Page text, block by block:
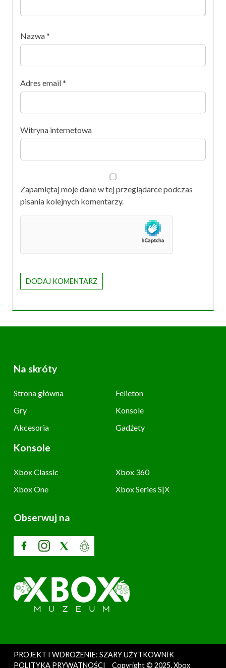
Nazwa*
Adres email*
Witryna internetowa
Zapamiętaj moje dane w tej przeglądarce podczas
pisania kolejnych komentarzy.
Na skróty
Strona główna
Felieton
Gry
Konsole
Akcesoria
Gadżety
Konsole
Xbox Classic
Xbox 360
Xbox One
Xbox Series S|X
Obserwuj na
PROJEKT I WDROŻENIE: SZARY UŻYTKOWNIK
POLITYKA PRYWATNOŚCI
Copyright © 2025. Xbox